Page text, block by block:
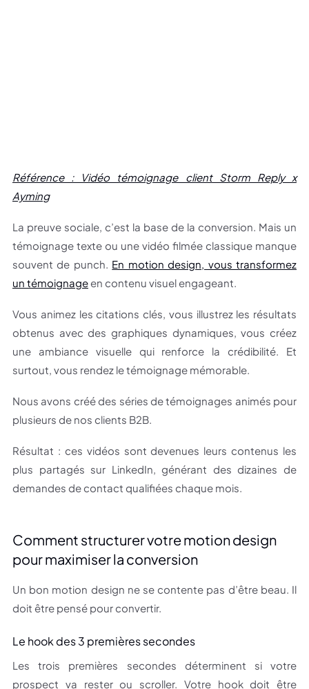
Référence : Vidéo témoignage client Storm Reply x
Ayming
La preuve sociale, c’est la base de la conversion. Mais un
témoignage texte ou une vidéo filmée classique manque
souvent de punch. En motion design, vous transformez
un témoignage en contenu visuel engageant.
Vous animez les citations clés, vous illustrez les résultats
obtenus avec des graphiques dynamiques, vous créez
une ambiance visuelle qui renforce la crédibilité. Et
surtout, vous rendez le témoignage mémorable.
Nous avons créé des séries de témoignages animés pour
plusieurs de nos clients B2B.
Résultat : ces vidéos sont devenues leurs contenus les
plus partagés sur LinkedIn, générant des dizaines de
demandes de contact qualifiées chaque mois.
Comment structurer votre motion design
pour maximiser la conversion
Un bon motion design ne se contente pas d’être beau. Il
doit être pensé pour convertir.
Le hook des 3 premières secondes
Les trois premières secondes déterminent si votre
prospect va rester ou scroller. Votre hook doit être